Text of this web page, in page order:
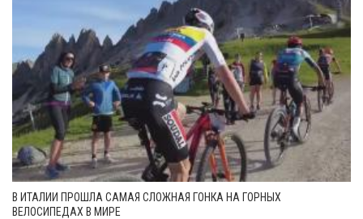
В ИТАЛИИ ПРОШЛА САМАЯ СЛОЖНАЯ ГОНКА НА ГОРНЫХ
ВЕЛОСИПЕДАХ В МИРЕ